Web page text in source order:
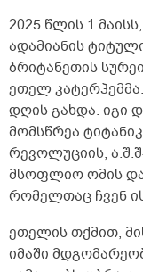
2025 წლის 1
ადამიანის
ბრიტანეთის
ეთელ
დღის გახდა. იგი
მომსწრეა
რევოლუციის,
მსოფლიო ომის
რომელთაც ჩვენ
ეთელის თქმით,
იმაში